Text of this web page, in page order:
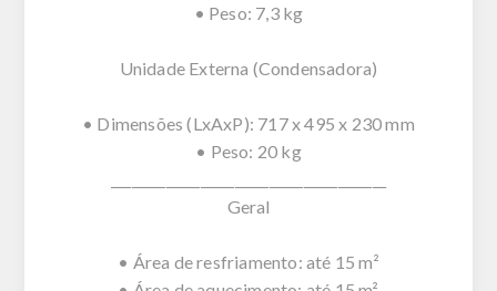
• Peso: 7,3 kg
Unidade Externa (Condensadora)
• Dimensões (LxAxP): 717 x 495 x 230 mm
• Peso: 20 kg
Geral
• Área de resfriamento: até 15 m²